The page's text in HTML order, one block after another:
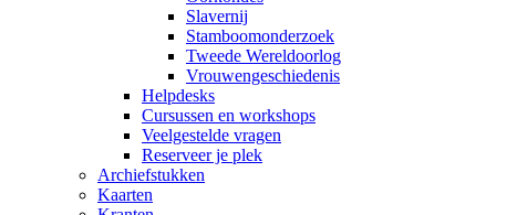
Slavernij
Stamboomonderzoek
Tweede Wereldoorlog
Vrouwengeschiedenis
Helpdesks
Cursussen en workshops
Veelgestelde vragen
Reserveer je plek
Archiefstukken
Kaarten